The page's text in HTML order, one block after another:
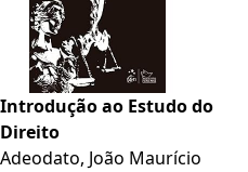
Introdução ao Estudo do
Direito
Adeodato, João Maurício